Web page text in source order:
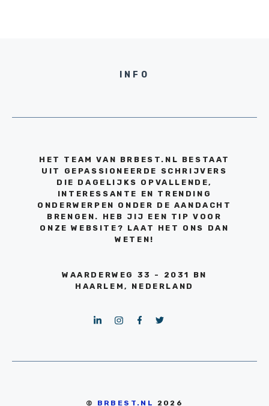
INFO
HET TEAM VAN BRBEST.NL BESTAAT
UIT GEPASSIONEERDE SCHRIJVERS
DIE DAGELIJKS OPVALLENDE,
INTERESSANTE EN TRENDING
ONDERWERPEN ONDER DE AANDACHT
BRENGEN. HEB JIJ EEN TIP VOOR
ONZE WEBSITE? LAAT HET ONS DAN
WETEN!
WAARDERWEG 33 - 2031 BN
HAARLEM, NEDERLAND
© BRBEST.NL 2026